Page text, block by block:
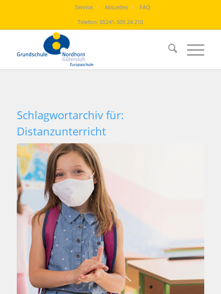
Service Aktuelles
FAQ
Telefon:05241-505 24 210
Schlagwortarchiv für:
Distanzunterricht